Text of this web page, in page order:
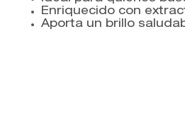
Enriquecido con
Aporta un brillo